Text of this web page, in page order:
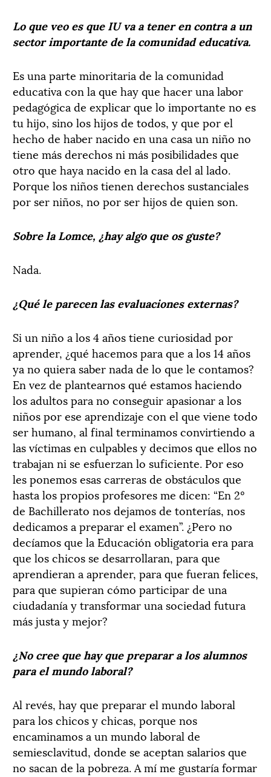
Lo que veo es que IU va a tener en contra a un
sector importante de la comunidad educativa.
Es una parte minoritaria de la comunidad
educativa con la que hay que hacer una labor
pedagógica de explicar que lo importante no es
tu hijo, sino los hijos de todos, y que por el
hecho de haber nacido en una casa un niño no
tiene más derechos ni más posibilidades que
otro que haya nacido en la casa del al lado.
Porque los niños tienen derechos sustanciales
por ser niños, no por ser hijos de quien son.
Sobre la Lomce, ¿hay algo que os guste?
Nada.
¿Qué le parecen las evaluaciones externas?
Si un niño a los 4 años tiene curiosidad por
aprender, ¿qué hacemos para que a los 14 años
ya no quiera saber nada de lo que le contamos?
En vez de plantearnos qué estamos haciendo
los adultos para no conseguir apasionar a los
niños por ese aprendizaje con el que viene todo
ser humano, al final terminamos convirtiendo a
las víctimas en culpables y decimos que ellos no
trabajan ni se esfuerzan lo suficiente. Por eso
les ponemos esas carreras de obstáculos que
hasta los propios profesores me dicen: “En 2º
de Bachillerato nos dejamos de tonterías, nos
dedicamos a preparar el examen”. ¿Pero no
decíamos que la Educación obligatoria era para
que los chicos se desarrollaran, para que
aprendieran a aprender, para que fueran felices,
para que supieran cómo participar de una
ciudadanía y transformar una sociedad futura
más justa y mejor?
¿No cree que hay que preparar a los alumnos
para el mundo laboral?
Al revés, hay que preparar el mundo laboral
para los chicos y chicas, porque nos
encaminamos a un mundo laboral de
semiesclavitud, donde se aceptan salarios que
no sacan de la pobreza. A mí me gustaría formar